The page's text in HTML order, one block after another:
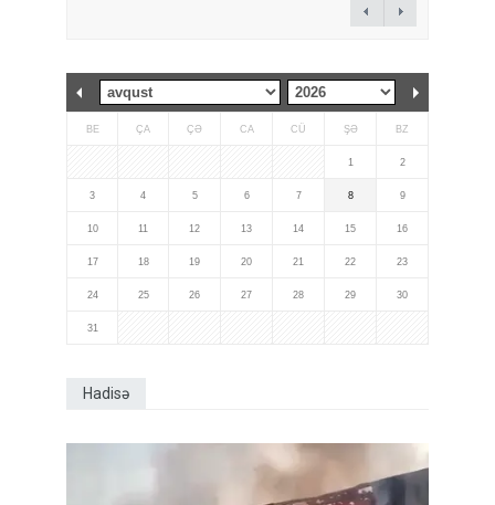
BE ÇA ÇƏ CA CÜ ŞƏ BZ
1 2
3 4 5 6 7 8 9
10 11 12 13 14 15 16
17 18 19 20 21 22 23
24 25 26 27 28 29 30
31
Hadisə